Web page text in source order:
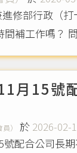
修部行政（打
下班時間補工
月15號
） 於 2026-02-
號配合公司長